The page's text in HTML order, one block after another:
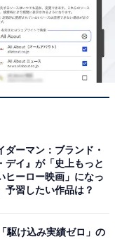
ダーマン：ブランド・
デイ』が「史上もっと
ヒーロー映画」になっ
予習したい作品は？
駆け込み実績ゼロ」の